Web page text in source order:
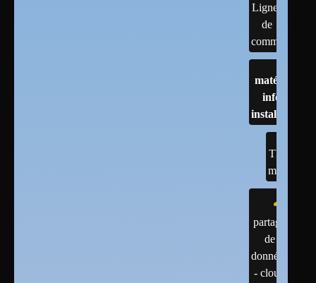
Lignes
de
commandes
matériels :
infos et
installations
TESTS
matériel
partage
de
données
- cloud